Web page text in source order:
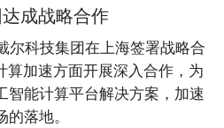
成战略合作
尔科技集团在上海签署战略合
算加速方面开展深入合作，为
智能计算平台解决方案，加速
落地。